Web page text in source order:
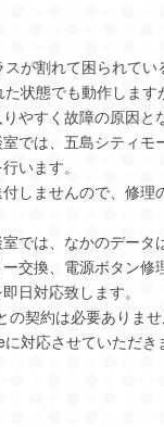
が割れて困られてい
状態でも動作します
やすく故障の原因と
では、五島シティ
います。
しませんので、修理
では、なかのデータ
交換、電源ボタン修
日対応致します。
の契約は必要ありま
対応させていただき